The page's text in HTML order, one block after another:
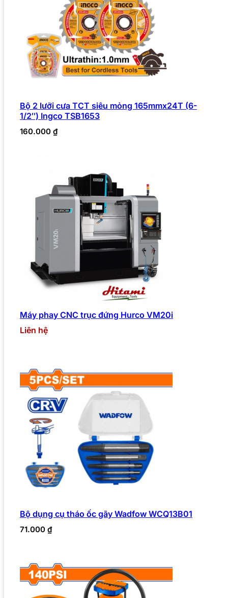
Bộ 2 lưỡi cưa TCT siêu mỏng 165mmx24T (6-
1/2″) Ingco TSB1653
160.000 ₫
Máy phay CNC trục đứng Hurco VM20i
Liên hệ
Bộ dụng cụ tháo ốc gãy Wadfow WCQ13B01
71.000 ₫